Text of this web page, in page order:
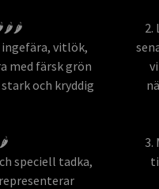
vitlök,
med färsk grön
och kryddig
speciell tadka,
2.
3.